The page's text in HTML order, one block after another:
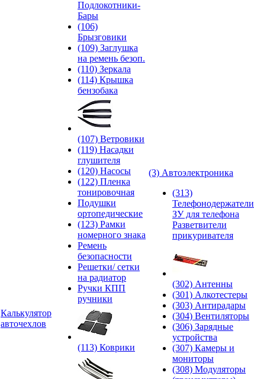
Калькулятор
авточехлов
Подлокотники-
Бары
(106)
Брызговики
(109) Заглушка
на ремень безоп.
(110) Зеркала
(114) Крышка
бензобака
(107) Ветровики
(119) Насадки
глушителя
(120) Насосы
(122) Пленка
тонировочная
Подушки
ортопедические
(123) Рамки
номерного знака
Ремень
безопасности
Решетки/ сетки
на радиатор
Ручки КПП
ручники
(113) Коврики
(3) Автоэлектроника
(313)
Телефонодержатели
ЗУ для телефона
Разветвители
прикуривателя
(302) Антенны
(301) Алкотестеры
(303) Антирадары
(304) Вентиляторы
(306) Зарядные
устройства
(307) Камеры и
мониторы
(308) Модуляторы